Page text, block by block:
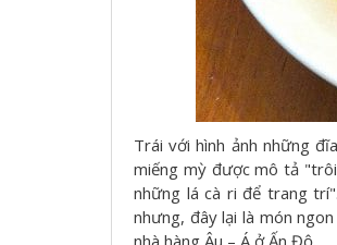
Trái với hình ảnh những
miếng mỳ được mô tả
những lá cà ri để trang
nhưng, đây lại là món
nhà hàng Âu – Á ở Ấn Độ.